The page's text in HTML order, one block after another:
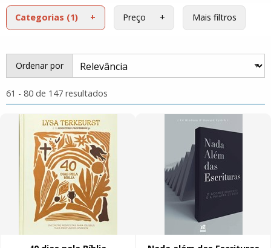
Categorias (1) Preço Mais filtros
Ordenar por
61 - 80 de 147 resultados